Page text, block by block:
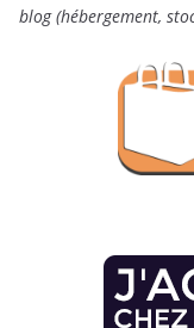
blog (hébergement,